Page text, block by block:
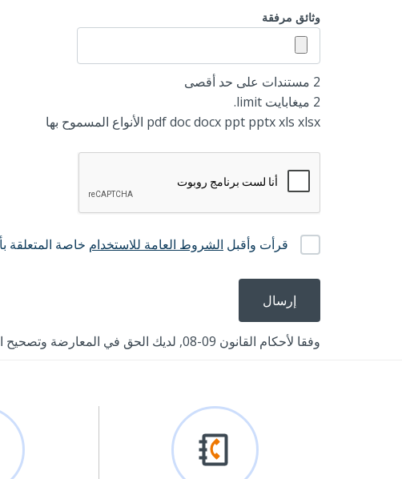
وثائق مرفقة
2 مستندات على حد أقصى ‎
2 ميغابايت limit.
pdf doc docx ppt pptx xls xlsx الأنواع المسموح بها
الشروط
للاستخدام
قرأت وأقبل الشروط العامة للاستخدام خاصة المتعلقة
وفقا لأحكام القانون 09-08, لديك الحق في المعارضة وتصحيح البيانات الشخصية الخاصة بك